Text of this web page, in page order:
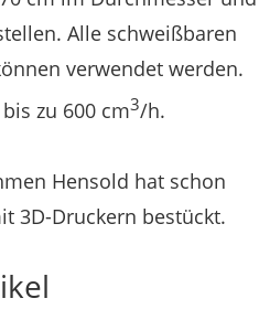
Alle schweißbaren
verwendet werden.
zu 600 cm3/h.
Hensold hat schon
3D-Druckern bestückt.